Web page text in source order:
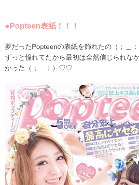
●Popteen表紙！！！
夢だったPopteenの表紙を飾れたの（；＿
ずっと憧れてたから最初は全然信じられな
かった（；＿；）♡♡